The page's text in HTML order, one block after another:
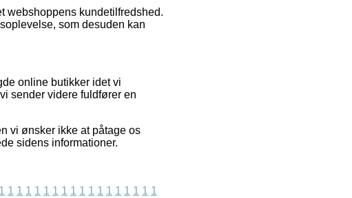
webshoppens kundetilfredshed.
som desuden kan
online butikker idet vi
sender videre fuldfører en
vi ønsker ikke at påtage os
sidens informationer.
1 1 1 1 1 1 1 1 1 1 1 1 1 1 1 1 1 1